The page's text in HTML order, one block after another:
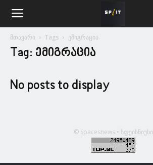
მთავარი Tags ემიგრაცია
Tag: ემიგრაცია
No posts to display
© Spacesnews • სფეისნიუსი